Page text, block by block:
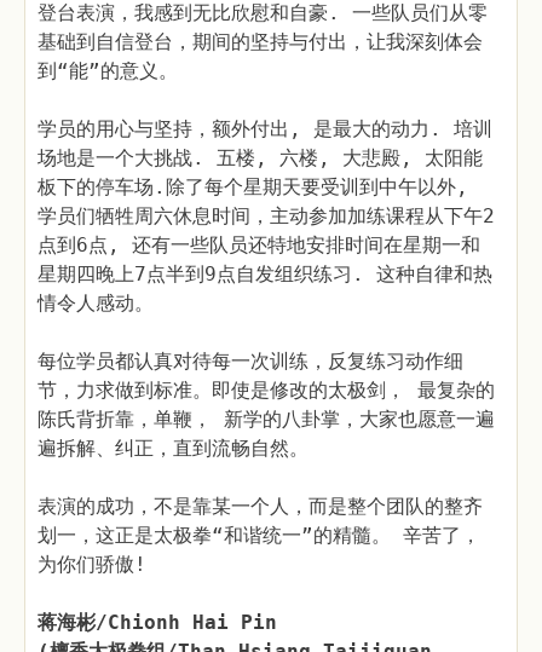
登台表演，我感到无比欣慰和自豪. 一些队员们从零
基础到自信登台，期间的坚持与付出，让我深刻体会
到“能”的意义。
学员的用心与坚持，额外付出, 是最大的动力. 培训
场地是一个大挑战. 五楼, 六楼, 大悲殿, 太阳能
板下的停车场.除了每个星期天要受训到中午以外,
学员们牺牲周六休息时间，主动参加加练课程从下午2
点到6点, 还有一些队员还特地安排时间在星期一和
星期四晚上7点半到9点自发组织练习. 这种自律和热
情令人感动。
每位学员都认真对待每一次训练，反复练习动作细
节，力求做到标准。即使是修改的太极剑， 最复杂的
陈氏背折靠，单鞭， 新学的八卦掌，大家也愿意一遍
遍拆解、纠正，直到流畅自然。
表演的成功，不是靠某一个人，而是整个团队的整齐
划一，这正是太极拳“和谐统一”的精髓。 辛苦了，
为你们骄傲!
蒋海彬/Chionh Hai Pin